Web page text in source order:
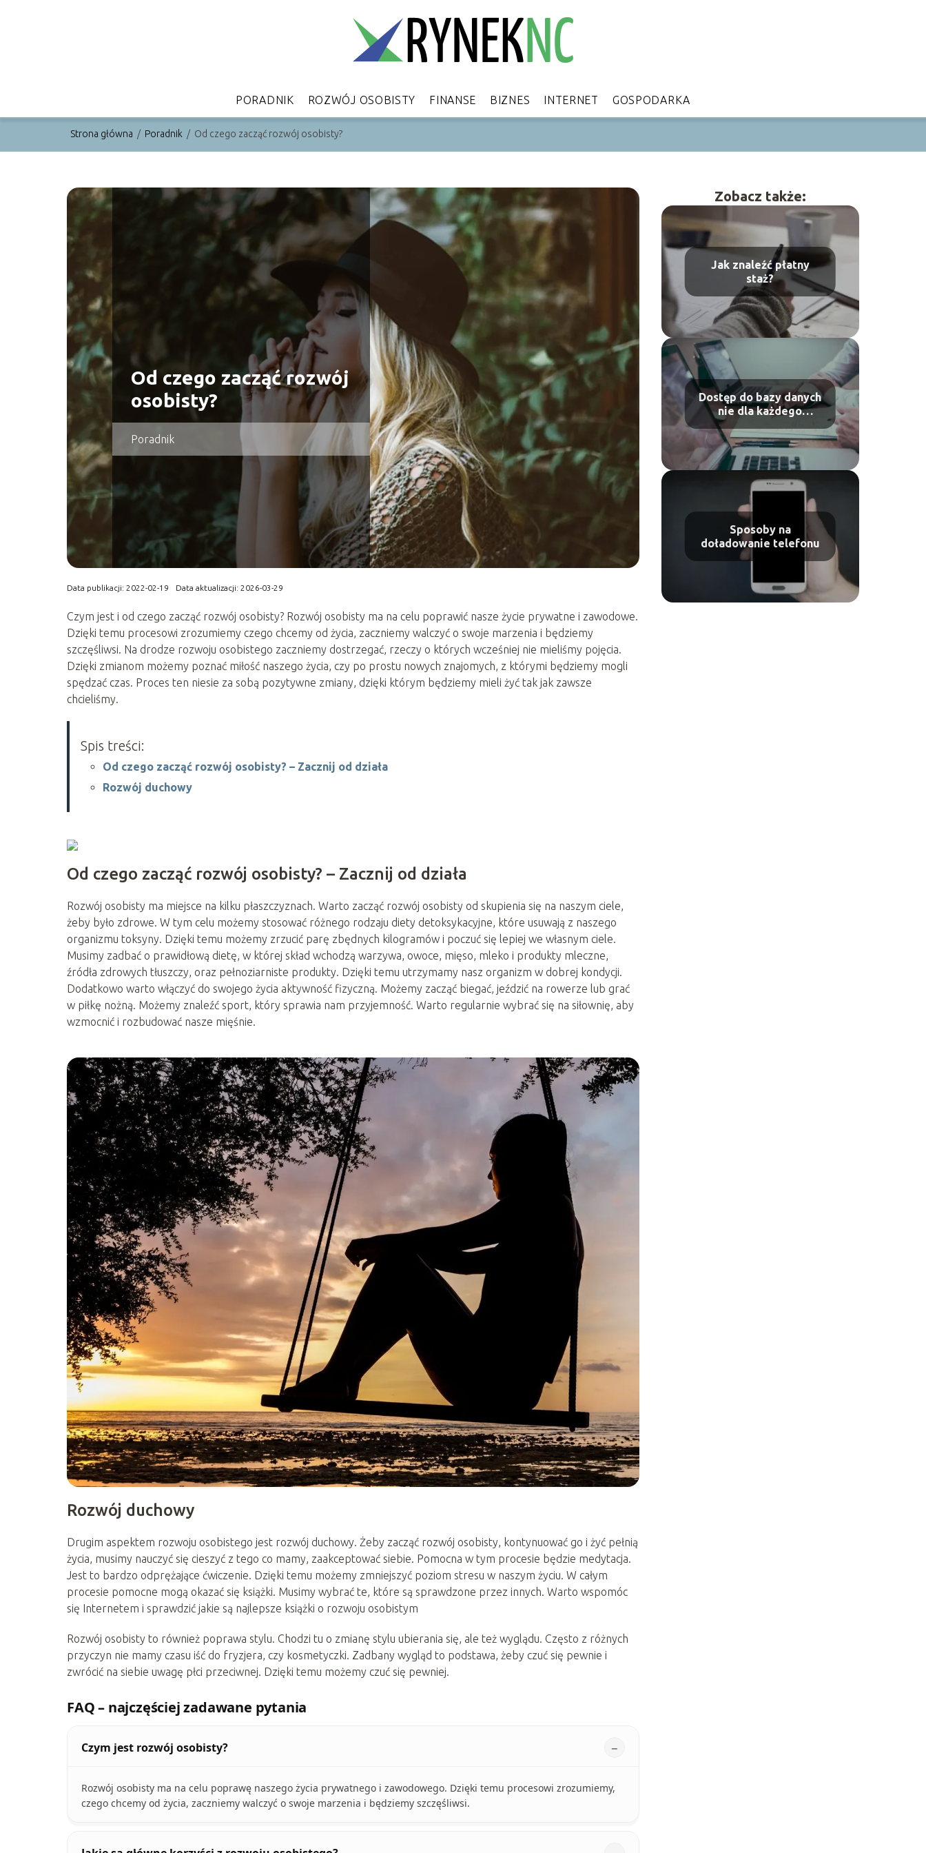
PORADNIK ROZWÓJ OSOBISTY FINANSE BIZNES INTERNET GOSPODARKA
Strona główna / Poradnik / Od czego zacząć rozwój osobisty?
Od czego zacząć rozwój
osobisty?
Poradnik
Data publikacji: 2022-02-19 Data aktualizacji: 2026-03-29
Czym jest i od czego zacząć rozwój osobisty? Rozwój osobisty ma na celu poprawić nasze życie prywatne i zawodowe.
Dzięki temu procesowi zrozumiemy czego chcemy od życia, zaczniemy walczyć o swoje marzenia i będziemy
szczęśliwsi. Na drodze rozwoju osobistego zaczniemy dostrzegać, rzeczy o których wcześniej nie mieliśmy pojęcia.
Dzięki zmianom możemy poznać miłość naszego życia, czy po prostu nowych znajomych, z którymi będziemy mogli
spędzać czas. Proces ten niesie za sobą pozytywne zmiany, dzięki którym będziemy mieli żyć tak jak zawsze
chcieliśmy.
Spis treści:
Od czego zacząć rozwój osobisty? – Zacznij od działa
Rozwój duchowy
Od czego zacząć rozwój osobisty? – Zacznij od działa
Rozwój osobisty ma miejsce na kilku płaszczyznach. Warto zacząć rozwój osobisty od skupienia się na naszym ciele,
żeby było zdrowe. W tym celu możemy stosować różnego rodzaju diety detoksykacyjne, które usuwają z naszego
organizmu toksyny. Dzięki temu możemy zrzucić parę zbędnych kilogramów i poczuć się lepiej we własnym ciele.
Musimy zadbać o prawidłową dietę, w której skład wchodzą warzywa, owoce, mięso, mleko i produkty mleczne,
źródła zdrowych tłuszczy, oraz pełnoziarniste produkty. Dzięki temu utrzymamy nasz organizm w dobrej kondycji.
Dodatkowo warto włączyć do swojego życia aktywność fizyczną. Możemy zacząć biegać, jeździć na rowerze lub grać
w piłkę nożną. Możemy znaleźć sport, który sprawia nam przyjemność. Warto regularnie wybrać się na siłownię, aby
wzmocnić i rozbudować nasze mięśnie.
Rozwój duchowy
Drugim aspektem rozwoju osobistego jest rozwój duchowy. Żeby zacząć rozwój osobisty, kontynuować go i żyć pełnią
życia, musimy nauczyć się cieszyć z tego co mamy, zaakceptować siebie. Pomocna w tym procesie będzie medytacja.
Jest to bardzo odprężające ćwiczenie. Dzięki temu możemy zmniejszyć poziom stresu w naszym życiu. W całym
procesie pomocne mogą okazać się książki. Musimy wybrać te, które są sprawdzone przez innych. Warto wspomóc
się Internetem i sprawdzić jakie są najlepsze książki o rozwoju osobistym
Rozwój osobisty to również poprawa stylu. Chodzi tu o zmianę stylu ubierania się, ale też wyglądu. Często z różnych
przyczyn nie mamy czasu iść do fryzjera, czy kosmetyczki. Zadbany wygląd to podstawa, żeby czuć się pewnie i
zwrócić na siebie uwagę płci przeciwnej. Dzięki temu możemy czuć się pewniej.
FAQ – najczęściej zadawane pytania
Czym jest rozwój osobisty?
Rozwój osobisty ma na celu poprawę naszego życia prywatnego i zawodowego. Dzięki temu procesowi zrozumiemy,
czego chcemy od życia, zaczniemy walczyć o swoje marzenia i będziemy szczęśliwsi.
Zobacz także:
Jak znaleźć płatny
staż?
Dostęp do bazy danych
nie dla każdego
pracownika
Sposoby na
doładowanie telefonu